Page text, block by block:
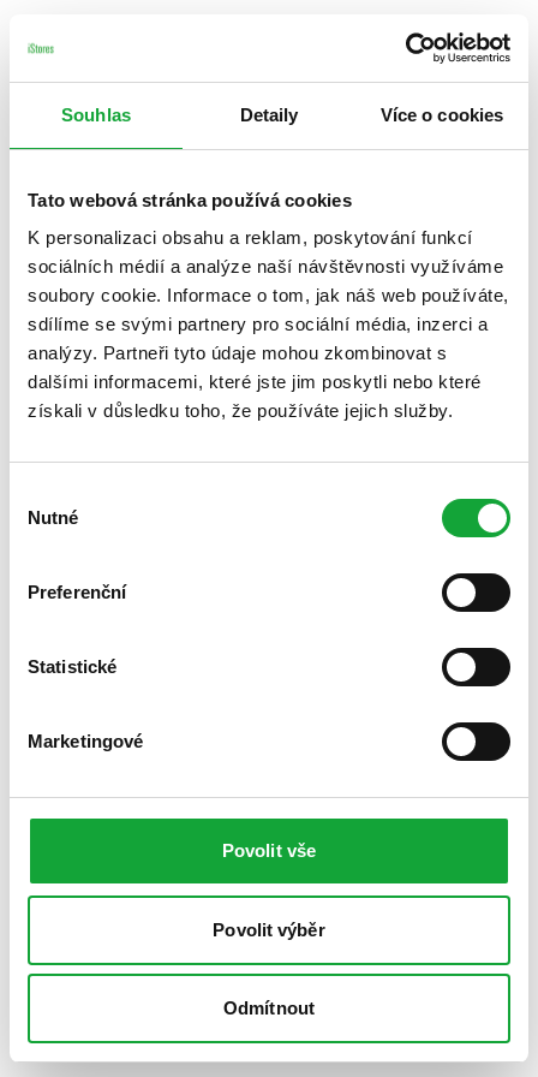
Souhlas Detaily Více o cookies
Tato webová stránka používá cookies
K personalizaci obsahu a reklam, poskytování funkcí
sociálních médií a analýze naší návštěvnosti využíváme
soubory cookie. Informace o tom, jak náš web používáte,
sdílíme se svými partnery pro sociální média, inzerci a
analýzy. Partneři tyto údaje mohou zkombinovat s
dalšími informacemi, které jste jim poskytli nebo které
získali v důsledku toho, že používáte jejich služby.
souhlasu
Nutné
Preferenční
Statistické
Marketingové
Povolit vše
Povolit výběr
Odmítnout